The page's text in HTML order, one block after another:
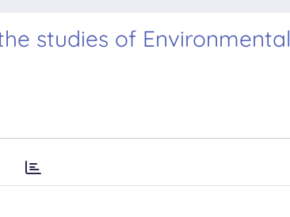
studies of Environmental